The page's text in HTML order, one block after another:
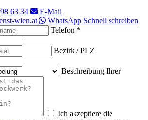
63 34
E-Mail
wien.at
WhatsApp Schnell schreiben
Telefon *
Bezirk / PLZ
Beschreibung Ihrer
Ich akzeptiere die